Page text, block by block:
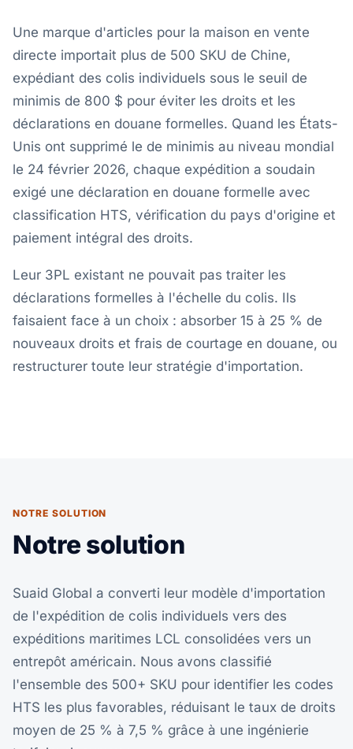
Une marque d'articles pour la maison en vente
directe importait plus de 500 SKU de Chine,
expédiant des colis individuels sous le seuil de
minimis de 800 $ pour éviter les droits et les
déclarations en douane formelles. Quand les États-
Unis ont supprimé le de minimis au niveau mondial
le 24 février 2026, chaque expédition a soudain
exigé une déclaration en douane formelle avec
classification HTS, vérification du pays d'origine et
paiement intégral des droits.
Leur 3PL existant ne pouvait pas traiter les
déclarations formelles à l'échelle du colis. Ils
faisaient face à un choix : absorber 15 à 25 % de
nouveaux droits et frais de courtage en douane, ou
restructurer toute leur stratégie d'importation.
NOTRE SOLUTION
Notre solution
Suaid Global a converti leur modèle d'importation
de l'expédition de colis individuels vers des
expéditions maritimes LCL consolidées vers un
entrepôt américain. Nous avons classifié
l'ensemble des 500+ SKU pour identifier les codes
HTS les plus favorables, réduisant le taux de droits
moyen de 25 % à 7,5 % grâce à une ingénierie